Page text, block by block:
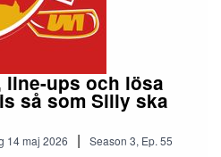
line-ups och lösa
så som Silly ska
14 maj 2026 | Season 3, Ep. 55